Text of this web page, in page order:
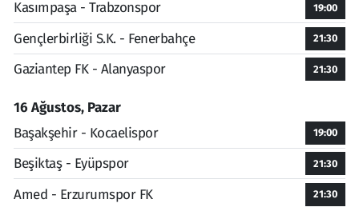
Kasımpaşa - Trabzonspor 19:00
Gençlerbirliği S.K. - Fenerbahçe 21:30
Gaziantep FK - Alanyaspor 21:30
16 Ağustos, Pazar
Başakşehir - Kocaelispor
19:00
Beşiktaş - Eyüpspor 21:30
Amed - Erzurumspor FK 21:30